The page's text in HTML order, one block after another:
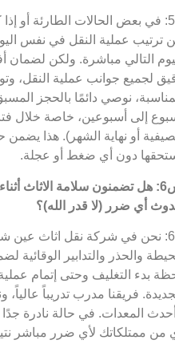
ج5: في بعض الحالات الطارئة أو
ترتيب عملية النقل في نفس
التالي مباشرة. ولكن
لجميع جوانب عملية النقل،
نوصي دائمًا بالحجز
إلى أسبوعين، خاصة خلال
أو نهاية الشهر). هذا
دون أي ضغط أو عجلة.
س6: هل تضمنون سلامة الاثاث
أي ضرر (لا قدر الله)؟
ج6: نحن في شركة نقل اثاث
والحذر والتدابير
بدء التغليف وحتى إتمام
فريقنا مدرب تدريباً
المعدات. في حالة نادرة
من ممتلكاتك لأي ضرر مباشر